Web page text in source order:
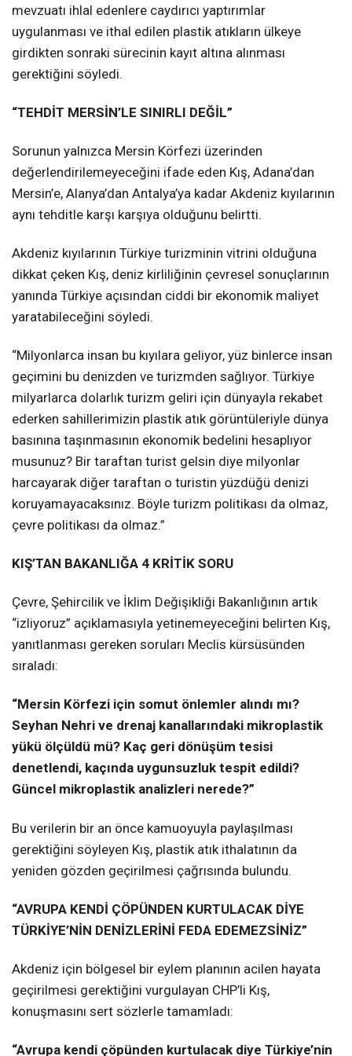
mevzuatı ihlal edenlere caydırıcı yaptırımlar
uygulanması ve ithal edilen plastik atıkların ülkeye
girdikten sonraki sürecinin kayıt altına alınması
gerektiğini söyledi.
“TEHDİT MERSİN’LE SINIRLI DEĞİL”
Sorunun yalnızca Mersin Körfezi üzerinden
değerlendirilemeyeceğini ifade eden Kış, Adana’dan
Mersin’e, Alanya’dan Antalya’ya kadar Akdeniz kıyılarının
aynı tehditle karşı karşıya olduğunu belirtti.
Akdeniz kıyılarının Türkiye turizminin vitrini olduğuna
dikkat çeken Kış, deniz kirliliğinin çevresel sonuçlarının
yanında Türkiye açısından ciddi bir ekonomik maliyet
yaratabileceğini söyledi.
“Milyonlarca insan bu kıyılara geliyor, yüz binlerce insan
geçimini bu denizden ve turizmden sağlıyor. Türkiye
milyarlarca dolarlık turizm geliri için dünyayla rekabet
ederken sahillerimizin plastik atık görüntüleriyle dünya
basınına taşınmasının ekonomik bedelini hesaplıyor
musunuz? Bir taraftan turist gelsin diye milyonlar
harcayarak diğer taraftan o turistin yüzdüğü denizi
koruyamayacaksınız. Böyle turizm politikası da olmaz,
çevre politikası da olmaz.”
KIŞ’TAN BAKANLIĞA 4 KRİTİK SORU
Çevre, Şehircilik ve İklim Değişikliği Bakanlığının artık
“izliyoruz” açıklamasıyla yetinemeyeceğini belirten Kış,
yanıtlanması gereken soruları Meclis kürsüsünden
sıraladı:
“Mersin Körfezi için somut önlemler alındı mı?
Seyhan Nehri ve drenaj kanallarındaki mikroplastik
yükü ölçüldü mü? Kaç geri dönüşüm tesisi
denetlendi, kaçında uygunsuzluk tespit edildi?
Güncel mikroplastik analizleri nerede?”
Bu verilerin bir an önce kamuoyuyla paylaşılması
gerektiğini söyleyen Kış, plastik atık ithalatının da
yeniden gözden geçirilmesi çağrısında bulundu.
“AVRUPA KENDİ ÇÖPÜNDEN KURTULACAK DİYE
TÜRKİYE’NİN DENİZLERİNİ FEDA EDEMEZSİNİZ”
Akdeniz için bölgesel bir eylem planının acilen hayata
geçirilmesi gerektiğini vurgulayan CHP’li Kış,
konuşmasını sert sözlerle tamamladı:
“Avrupa kendi çöpünden kurtulacak diye Türkiye’nin